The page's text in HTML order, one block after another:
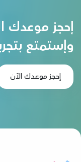
إحجز موعدك
وإستمتع
إحجز موعدك الآن